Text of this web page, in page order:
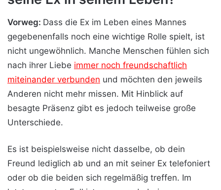
Vorweg: Dass die Ex im Leben eines Mannes
gegebenenfalls noch eine wichtige Rolle spielt, ist
nicht ungewöhnlich. Manche Menschen fühlen sich
nach ihrer Liebe immer noch freundschaftlich
miteinander verbunden und möchten den jeweils
Anderen nicht mehr missen. Mit Hinblick auf
besagte Präsenz gibt es jedoch teilweise große
Unterschiede.
Es ist beispielsweise nicht dasselbe, ob dein
Freund lediglich ab und an mit seiner Ex telefoniert
oder ob die beiden sich regelmäßig treffen. Im